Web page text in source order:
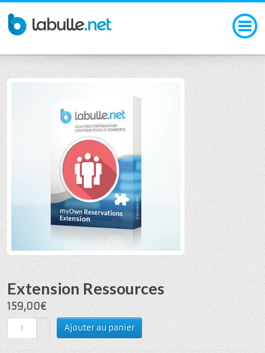
Extension Ressources
159,00€
Ajouter au panier